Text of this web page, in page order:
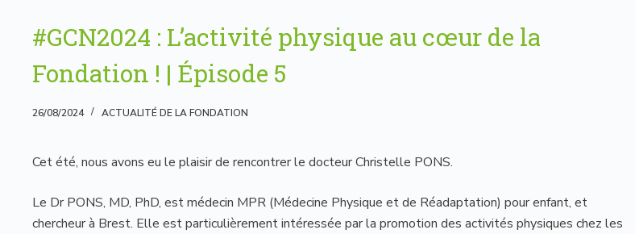
#GCN2024 : L’activité physique au cœur de la
Fondation ! | Épisode 5
26/08/2024 ACTUALITÉ DE LA FONDATION
Cet été, nous avons eu le plaisir de rencontrer le docteur Christelle PONS.
Le Dr PONS, MD, PhD, est médecin MPR (Médecine Physique et de Réadaptation) pour enfant, et
chercheur à Brest. Elle est particulièrement intéressée par la promotion des activités physiques chez les